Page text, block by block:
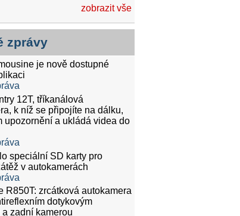
zobrazit vše
zprávy
je nově dostupné
12T, tříkanálová
k níž se připojíte na dálku,
upozornění a ukládá videa do
speciální SD karty pro
v autokamerách
R850T: zrcátková autokamera
dotykovým
zadní kamerou